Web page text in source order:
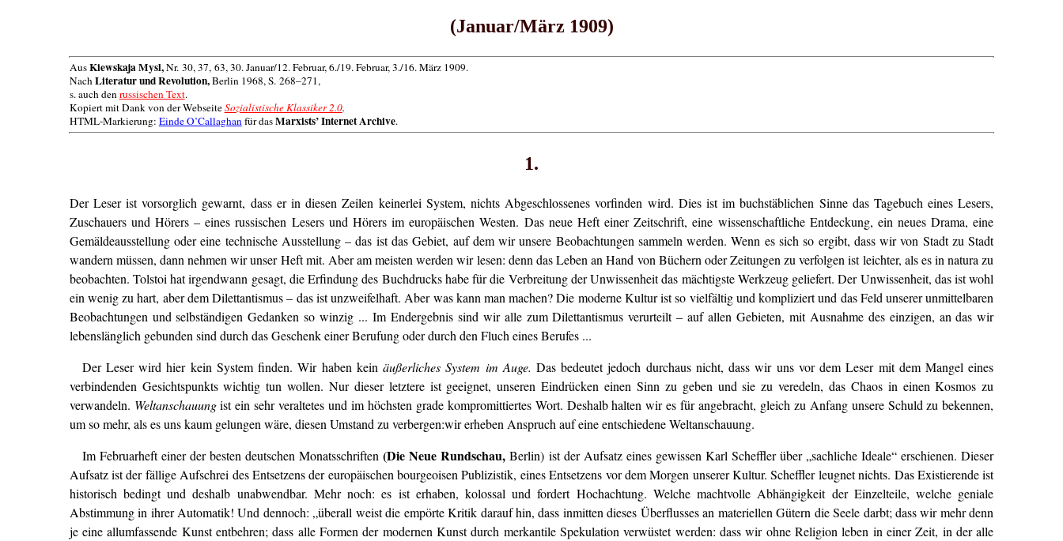
(Januar/März 1909)
AusKiewskaja Mysl,Nr. 30, 37, 63, 30. Januar/12. Februar, 6./19. Februar, 3./16. März 1909.
NachLiteratur und Revolution,Berlin 1968, S. 268–271,
s. auch denrussischen Text.
Kopiert mit Dank von der WebseiteSozialistische Klassiker 2.0.
HTML-Markierung: Einde O’Callaghanfür dasMarxists’ Internet Archive.
1.
Der Leser ist vorsorglich gewarnt, dass er in diesen Zeilen keinerlei System, nichts Abgeschlossenes vorfinden wird. Dies ist im buchstäblichen Sinne das Tagebuch eines Lesers,
Zuschauers und Hörers – eines russischen Lesers und Hörers im europäischen Westen. Das neue Heft einer Zeitschrift, eine wissenschaftliche Entdeckung, ein neues Drama, eine
Gemäldeausstellung oder eine technische Ausstellung – das ist das Gebiet, auf dem wir unsere Beobachtungen sammeln werden. Wenn es sich so ergibt, dass wir von Stadt zu Stadt
wandern müssen, dann nehmen wir unser Heft mit. Aber am meisten werden wir lesen: denn das Leben an Hand von Büchern oder Zeitungen zu verfolgen ist leichter, als es in natura zu
beobachten. Tolstoi hat irgendwann gesagt, die Erfindung des Buchdrucks habe für die Verbreitung der Unwissenheit das mächtigste Werkzeug geliefert. Der Unwissenheit, das ist wohl
ein wenig zu hart, aber dem Dilettantismus – das ist unzweifelhaft. Aber was kann man machen? Die moderne Kultur ist so vielfältig und kompliziert und das Feld unserer unmittelbaren
Beobachtungen und selbständigen Gedanken so winzig ... Im Endergebnis sind wir alle zum Dilettantismus verurteilt – auf allen Gebieten, mit Ausnahme des einzigen, an das wir
lebenslänglich gebunden sind durch das Geschenk einer Berufung oder durch den Fluch eines Berufes ...
Der Leser wird hier kein System finden. Wir haben keinäußerliches System im Auge. Das bedeutet jedoch durchaus nicht, dass wir uns vor dem Leser mit dem Mangel eines
verbindenden Gesichtspunkts wichtig tun wollen. Nur dieser letztere ist geeignet, unseren Eindrücken einen Sinn zu geben und sie zu veredeln, das Chaos in einen Kosmos zu
verwandeln. Weltanschauungist ein sehr veraltetes und im höchsten grade kompromittiertes Wort. Deshalb halten wir es für angebracht, gleich zu Anfang unsere Schuld zu bekennen,
um so mehr, als es uns kaum gelungen wäre, diesen Umstand zu verbergen:wir erheben Anspruch auf eine entschiedene Weltanschauung.
Im Februarheft einer der besten deutschen Monatsschriften(Die Neue Rundschau, Berlin) ist der Aufsatz eines gewissen Karl Scheffler über „sachliche Ideale“ erschienen. Dieser
Aufsatz ist der fällige Aufschrei des Entsetzens der europäischen bourgeoisen Publizistik, eines Entsetzens vor dem Morgen unserer Kultur. Scheffler leugnet nichts. Das Existierende ist
historisch bedingt und deshalb unabwendbar. Mehr noch: es ist erhaben, kolossal und fordert Hochachtung. Welche machtvolle Abhängigkeit der Einzelteile, welche geniale
Abstimmung in ihrer Automatik! Und dennoch: „überall weist die empörte Kritik darauf hin, dass inmitten dieses Überflusses an materiellen Gütern die Seele darbt; dass wir mehr denn
je eine allumfassende Kunst entbehren; dass alle Formen der modernen Kunst durch merkantile Spekulation verwüstet werden: dass wir ohne Religion leben in einer Zeit, in der alle